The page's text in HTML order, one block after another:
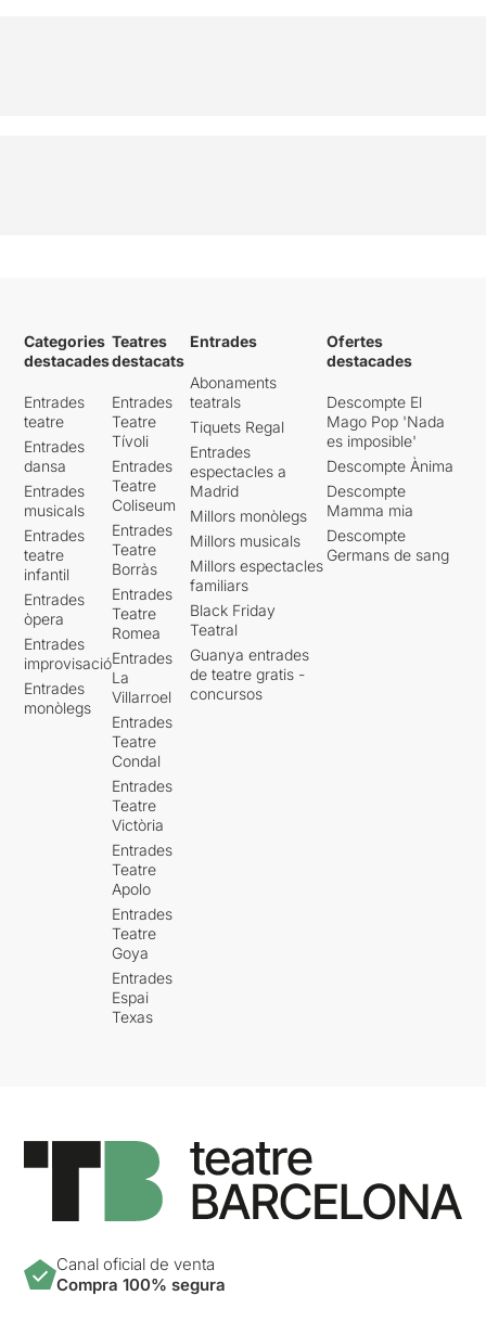
Categories
destacades
Entrades
teatre
Entrades
dansa
Entrades
musicals
Entrades
teatre
infantil
Entrades
òpera
Entrades
improvisació
Entrades
monòlegs
Teatres
destacats
Entrades
Teatre
Tívoli
Entrades
Teatre
Coliseum
Entrades
Teatre
Borràs
Entrades
Teatre
Romea
Entrades
La
Villarroel
Entrades
Teatre
Condal
Entrades
Teatre
Victòria
Entrades
Teatre
Apolo
Entrades
Teatre
Goya
Entrades
Espai
Texas
Entrades
Abonaments
teatrals
Tiquets Regal
Entrades
espectacles a
Madrid
Millors monòlegs
Millors musicals
Millors espectacles
familiars
Black Friday
Teatral
Guanya entrades
de teatre gratis -
concursos
Ofertes
destacades
Descompte El
Mago Pop 'Nada
es imposible'
Descompte Ànima
Descompte
Mamma mia
Descompte
Germans de sang
Canal oficial de venta
Compra 100% segura